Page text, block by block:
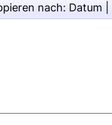
nach: Datum